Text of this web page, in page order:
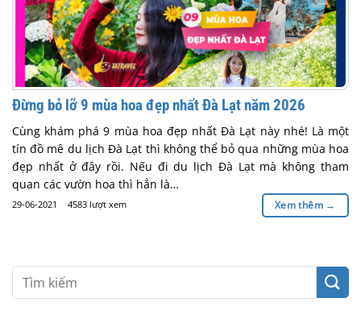
Đừng bỏ lỡ 9 mùa hoa đẹp nhất Đà Lạt năm 2026
Cùng khám phá 9 mùa hoa đẹp nhất Đà Lạt này nhé! Là một
tín đồ mê du lịch Đà Lạt thì không thể bỏ qua những mùa hoa
đẹp nhất ở đây rồi. Nếu đi du lịch Đà Lạt mà không tham
quan các vườn hoa thì hẳn là…
29-06-2021 4583 lượt xem Xem thêm →